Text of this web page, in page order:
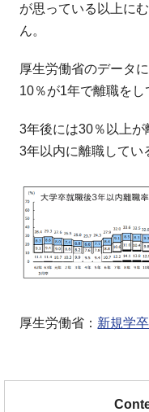
が思っている以上に
ん。
厚生労働省のデータ
10％が1年で離職をし
3年後には30％以上
3年以内に離職してい
厚生労働省： 新規学